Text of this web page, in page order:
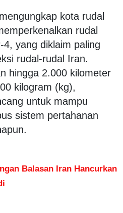
kota rudal
rudal
4, yang diklaim paling
rudal-rudal Iran.
hingga 2.000 kilometer
kilogram (kg),
untuk mampu
sistem pertahanan
Balasan Iran Hancurkan